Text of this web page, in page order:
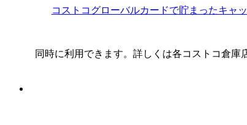
コストコグローバルカードで貯まったキャ
同時に利用できます。詳しくは各コストコ倉庫